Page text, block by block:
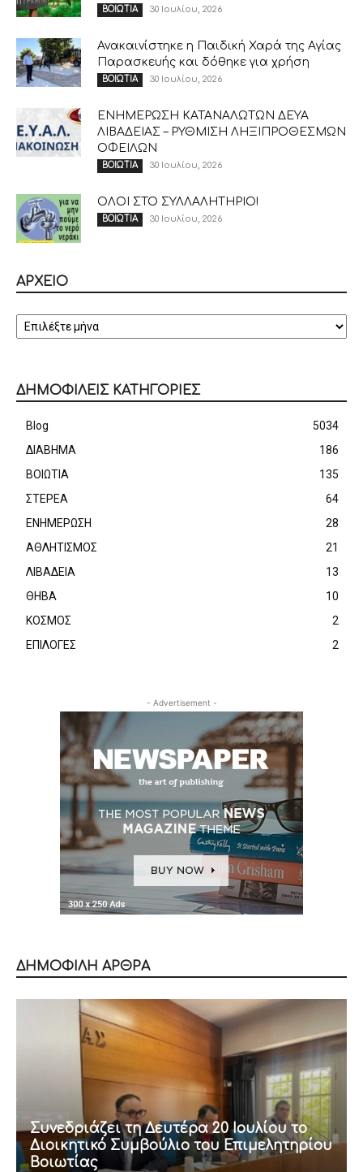
ΒΟΙΩΤΙΑ 30 Ιουλίου, 2026
Ανακαινίστηκε η Παιδική Χαρά της Αγίας
Παρασκευής και δόθηκε για χρήση
ΒΟΙΩΤΙΑ 30 Ιουλίου, 2026
ΕΝΗΜΕΡΩΣΗ ΚΑΤΑΝΑΛΩΤΩΝ ΔΕΥΑ
ΛΙΒΑΔΕΙΑΣ – ΡΥΘΜΙΣΗ ΛΗΞΙΠΡΟΘΕΣΜΩΝ
ΟΦΕΙΛΩΝ
ΒΟΙΩΤΙΑ 30 Ιουλίου, 2026
ΟΛΟΙ ΣΤΟ ΣΥΛΛΑΛΗΤΗΡΙΟ!
ΒΟΙΩΤΙΑ 30 Ιουλίου, 2026
ΑΡΧΕΙΟ
ΔΗΜΟΦΙΛΕΙΣ ΚΑΤΗΓΟΡΙΕΣ
Blog
5034
ΔΙΑΒΗΜΑ
186
ΒΟΙΩΤΙΑ
135
ΣΤΕΡΕΑ
64
ΕΝΗΜΕΡΩΣΗ
28
ΑΘΛΗΤΙΣΜΟΣ
21
ΛΙΒΑΔΕΙΑ
13
ΘΗΒΑ
10
ΚΟΣΜΟΣ
2
ΕΠΙΛΟΓΕΣ
2
- Advertisement -
ΔΗΜΟΦΙΛΗ ΑΡΘΡΑ
Συνεδριάζει τη Δευτέρα 20 Ιουλίου το
Διοικητικό Συμβούλιο του Επιμελητηρίου
Βοιωτίας